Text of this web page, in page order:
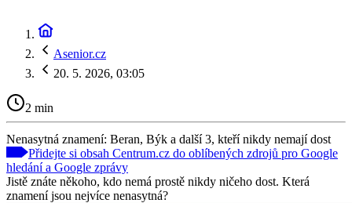
Asenior.cz
20. 5. 2026, 03:05
2 min
Nenasytná znamení: Beran, Býk a další 3, kteří nikdy nemají dost
Přidejte si obsah Centrum.cz do oblíbených zdrojů pro Google
hledání a Google zprávy
Jistě znáte někoho, kdo nemá prostě nikdy ničeho dost. Která
znamení jsou nejvíce nenasytná?